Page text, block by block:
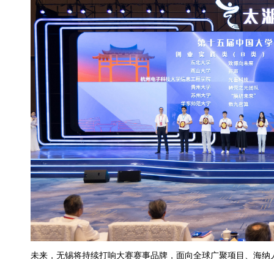
未来，无锡将持续打响大赛赛事品牌，面向全球广聚项目、海